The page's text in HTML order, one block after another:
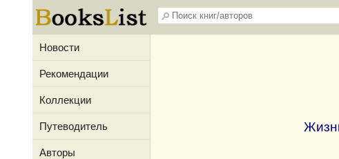
Новости
Рекомендации
Коллекции
Путеводитель
Авторы